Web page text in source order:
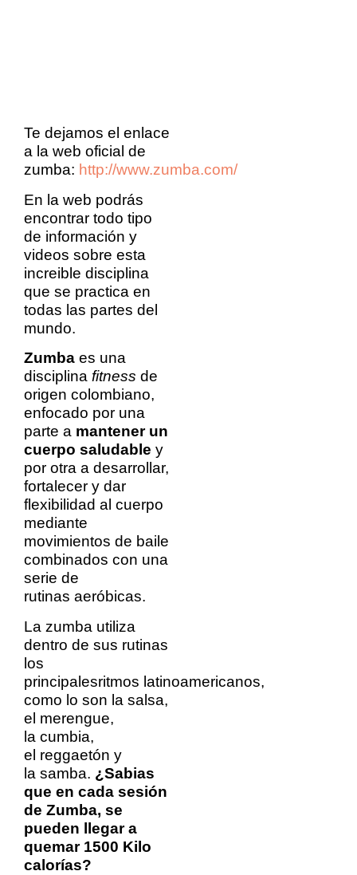
Te dejamos el enlace
a la web oficial de
zumba: http://www.zumba.com/
En la web podrás
encontrar todo tipo
de información y
videos sobre esta
increible disciplina
que se practica en
todas las partes del
mundo.
Zumba es una
disciplina fitness de
origen colombiano,
enfocado por una
parte a mantener un
cuerpo saludable y
por otra a desarrollar,
fortalecer y dar
flexibilidad al cuerpo
mediante
movimientos de baile
combinados con una
serie de
rutinas aeróbicas.
La zumba utiliza
dentro de sus rutinas
los
principalesritmos latinoamericanos,
como lo son la salsa,
el merengue,
la cumbia,
el reggaetón y
la samba. ¿Sabias
que en cada sesión
de Zumba, se
pueden llegar a
quemar 1500 Kilo
calorías?